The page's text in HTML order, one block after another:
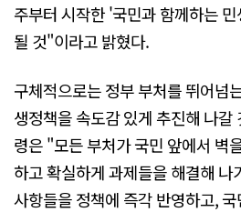
주부터 시작한 '국민과 함께하는
될 것"이라고 밝혔다.
구체적으로는 정부 부처를 뛰어넘
생정책을 속도감 있게 추진해 나갈
령은 "모든 부처가 국민 앞에서 벽
하고 확실하게 과제들을 해결해
사항들을 정책에 즉각 반영하고,